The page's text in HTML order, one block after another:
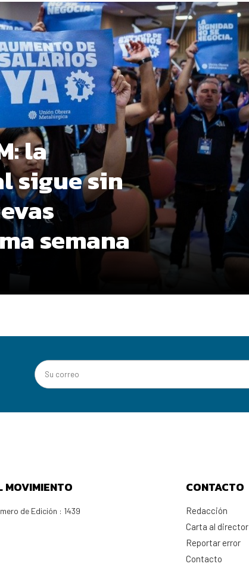
la
sigue sin
semana
MOVIMIENTO
de Edición : 1439
CONTACTO
Redacción
Carta al director
Reportar error
Contacto